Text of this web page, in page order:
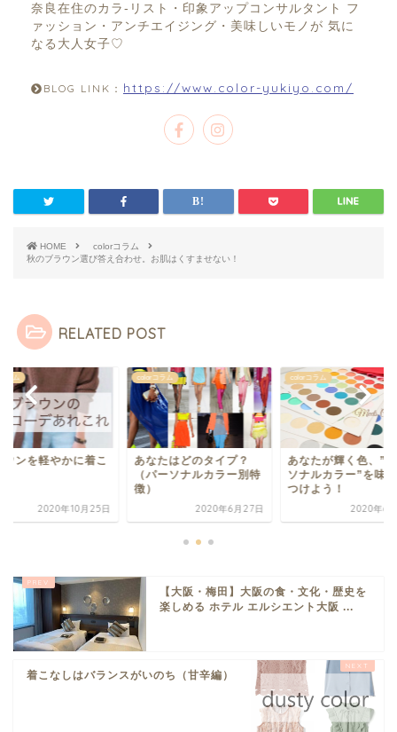
奈良在住のカラ‐リスト・印象アップコンサルタント フ
ァッション・アンチエイジング・美味しいモノが 気に
なる大人女子♡
BLOG LINK： https://www.color-yukiyo.com/
HOME
colorコラム
秋のブラウン選び答え合わせ。お肌はくすませない！
RELATED POST
ラム
ウンを軽やかに着こ
2020年10月25日
colorコラム
あなたはどのタイプ？
（パーソナルカラー別特
徴）
2020年6月27日
colorコラム
あなたが輝く色、”
ソナルカラー”を味
つけよう！
2020年6
【大阪・梅田】大阪の食・文化・歴史を
楽しめる ホテル エルシエント大阪 ...
着こなしはバランスがいのち（甘辛編）